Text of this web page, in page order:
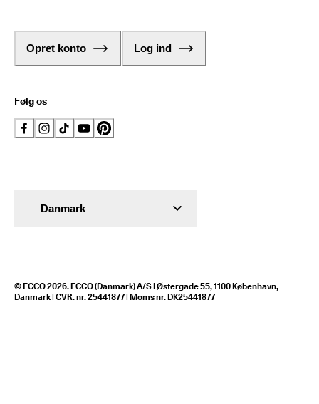
Opret konto Log ind
Følg os
© ECCO 2026. ECCO (Danmark) A/S | Østergade 55, 1100 København,
Danmark | CVR. nr. 25441877 | Moms nr. DK25441877
Danmark